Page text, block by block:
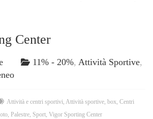
Center
11% - 20%, Attività Sportive,
Attività e centri sportivi Attività sportive box Centri
Palestre Sport Vigor Sporting Center